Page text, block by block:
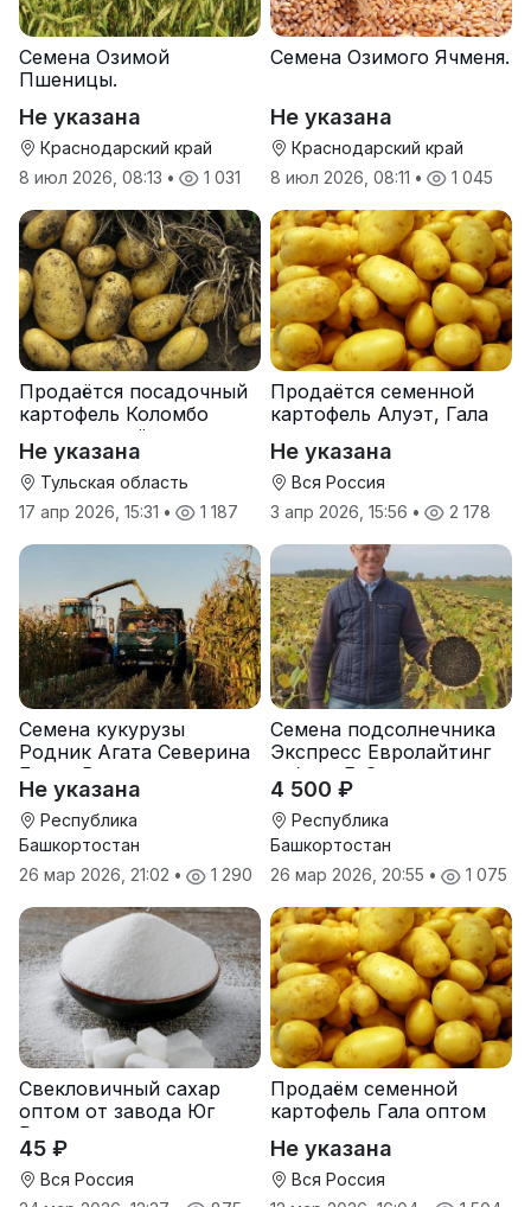
Семена Озимой
Пшеницы.
Не указана
Краснодарский край
8 июл 2026, 08:13 • 1 031
Семена Озимого Ячменя.
Не указана
Краснодарский край
8 июл 2026, 08:11 • 1 045
Продаётся посадочный
картофель Коломбо
оптом от трёх тонн
Не указана
Тульская область
17 апр 2026, 15:31 • 1 187
Продаётся семенной
картофель Алуэт, Гала
Не указана
Вся Россия
3 апр 2026, 15:56 • 2 178
Семена кукурузы
Родник Агата Северина
Берта Вилора
Прохладненский Дарина
Росс Машук Катерина
Не указана
Республика
Башкортостан
26 мар 2026, 21:02 • 1 290
Семена подсолнечника
Экспресс Евролайтинг
гибрид F-G+
4 500 ₽
Республика
Башкортостан
26 мар 2026, 20:55 • 1 075
Свекловичный сахар
оптом от завода Юг
Руси
45 ₽
Вся Россия
Продаём семенной
картофель Гала оптом
Не указана
Вся Россия